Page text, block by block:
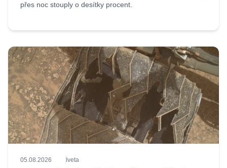
přes noc stouply o desítky procent.
05.08.2026 Iveta